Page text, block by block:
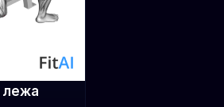
лежа